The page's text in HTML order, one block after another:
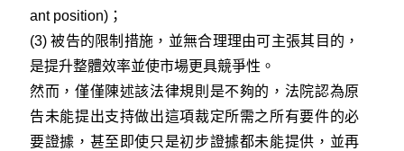
ant position)；
(3) 被告的限制措施，並無合理理由可主張其目的，
是提升整體效率並使市場更具競爭性。
然而，僅僅陳述該法律規則是不夠的，法院認為原
告未能提出支持做出這項裁定所需之所有要件的必
要證據，甚至即使只是初步證據都未能提供，並再